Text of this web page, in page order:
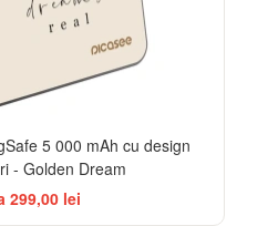
5 000 mAh cu design
- Golden Dream
299,00 lei